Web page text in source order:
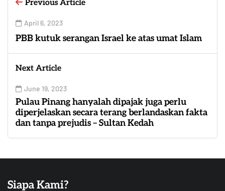
Previous Article
April 6, 2023
PBB kutuk serangan Israel ke atas umat Islam
Next Article
June 19, 2023
Pulau Pinang hanyalah dipajak juga perlu
diperjelaskan secara terang berlandaskan fakta
dan tanpa prejudis – Sultan Kedah
Siapa Kami?